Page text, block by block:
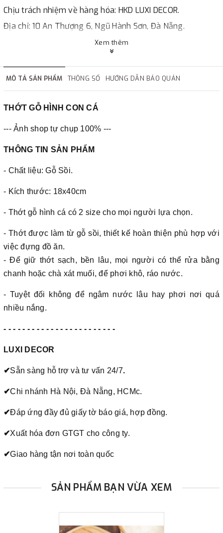
Chịu trách nhiệm về hàng hóa: HKD LUXI DECOR.
Địa chỉ: 10 An Thượng 6, Ngũ Hành Sơn, Đà Nẵng.
✔Đáp ứng đầy đủ giấy tờ báo giá, hợp đồng.
✔Xuất hóa đơn GTGT cho công ty.
Xem thêm
MÔ TẢ SẢN PHẨM THÔNG SỐ HƯỚNG DẪN BẢO QUẢN
THỚT GỖ HÌNH CON CÁ
--- Ảnh shop tự chụp 100% ---
THÔNG TIN SẢN PHẨM
- Chất liệu: Gỗ Sồi.
- Kích thước: 18x40cm
- Thớt gỗ hình cá có 2 size cho mọi người lựa chọn.
- Thớt được làm từ gỗ sồi, thiết kế hoàn thiện phù hợp với
việc đựng đồ ăn.
- Để giữ thớt sạch, bền lâu, mọi người có thể rửa bằng
chanh hoặc chà xát muối, để phơi khô, ráo nước.
- Tuyệt đối không để ngâm nước lâu hay phơi nơi quá
nhiều nắng.
- - - - - - - - - - - - - - - - - - - - - - - -
LUXI DECOR
✔Sẵn sàng hỗ trợ và tư vấn 24/7.
✔Chi nhánh Hà Nội, Đà Nẵng, HCMc.
✔Đáp ứng đầy đủ giấy tờ báo giá, hợp đồng.
✔Xuất hóa đơn GTGT cho công ty.
✔Giao hàng tận nơi toàn quốc
SẢN PHẨM BẠN VỪA XEM